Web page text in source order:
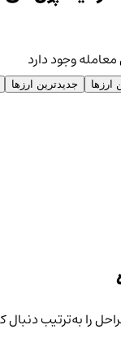
ارزها جدیدترین ارزها
را به‌ترتیب دنبال